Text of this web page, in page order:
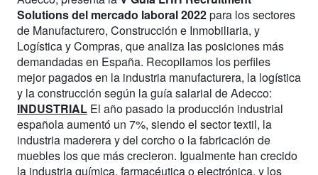
Solutions del mercado laboral 2022para los sectores
de Manufacturero, Construcción e Inmobiliaria, y
Logística y Compras, que analiza las posiciones más
demandadas en España. Recopilamos los perfiles
mejor pagados en la industria manufacturera, la logística
y la construcción según la guía salarial de Adecco:
INDUSTRIAL El año pasado la producción industrial
española aumentó un 7%, siendo el sector textil, la
industria maderera y del corcho o la fabricación de
muebles los que más crecieron. Igualmente han crecido
la industria química, farmacéutica o electrónica, y los